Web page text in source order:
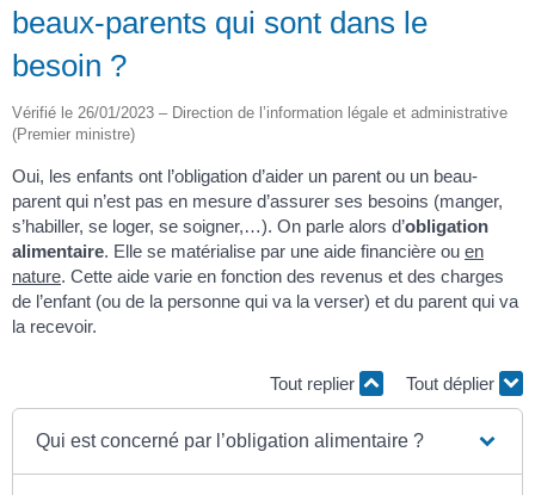
beaux-parents qui sont dans le
besoin ?
Vérifié le 26/01/2023 – Direction de l’information légale et administrative
(Premier ministre)
Oui, les enfants ont l’obligation d’aider un parent ou un beau-
parent qui n’est pas en mesure d’assurer ses besoins (manger,
s’habiller, se loger, se soigner,…). On parle alors d’obligation
alimentaire. Elle se matérialise par une aide financière ou en
nature. Cette aide varie en fonction des revenus et des charges
de l’enfant (ou de la personne qui va la verser) et du parent qui va
la recevoir.
Tout replier Tout déplier
Qui est concerné par l’obligation alimentaire ?